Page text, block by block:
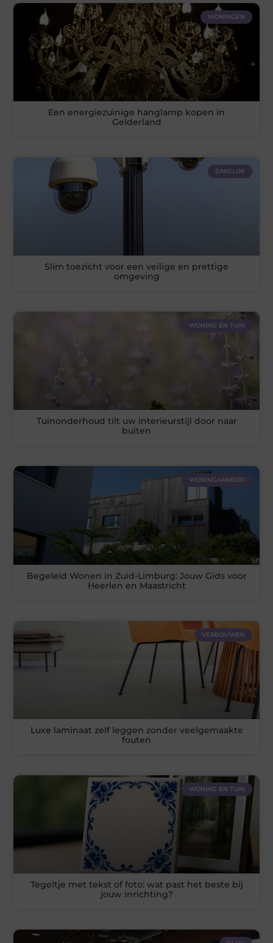
WONINGEN
Een energiezuinige hanglamp kopen in
Gelderland
ZAKELIJK
Slim toezicht voor een veilige en prettige
omgeving
WONING EN TUIN
Tuinonderhoud tilt uw interieurstijl door naar
buiten
WONINGAANBOD
Begeleid Wonen in Zuid-Limburg: Jouw Gids voor
Heerlen en Maastricht
VERBOUWEN
Luxe laminaat zelf leggen zonder veelgemaakte
fouten
WONING EN TUIN
Tegeltje met tekst of foto: wat past het beste bij
jouw inrichting?